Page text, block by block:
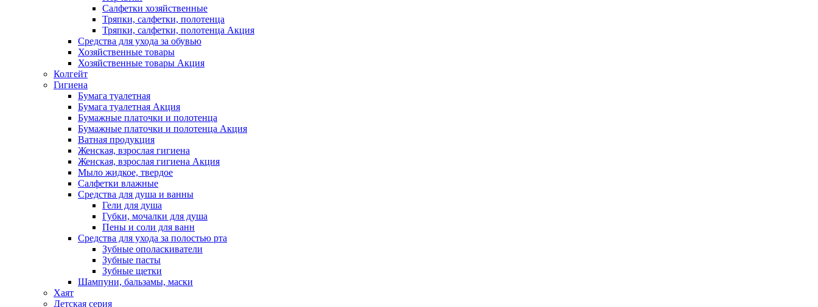
Салфетки хозяйственные
Тряпки, салфетки, полотенца
Тряпки, салфетки, полотенца Акция
Средства для ухода за обувью
Хозяйственные товары
Хозяйственные товары Акция
Колгейт
Гигиена
Бумага туалетная
Бумага туалетная Акция
Бумажные платочки и полотенца
Бумажные платочки и полотенца Акция
Ватная продукция
Женская, взрослая гигиена
Женская, взрослая гигиена Акция
Мыло жидкое, твердое
Салфетки влажные
Средства для душа и ванны
Гели для душа
Губки, мочалки для душа
Пены и соли для ванн
Средства для ухода за полостью рта
Зубные ополаскиватели
Зубные пасты
Зубные щетки
Шампуни, бальзамы, маски
Хаят
Детская серия